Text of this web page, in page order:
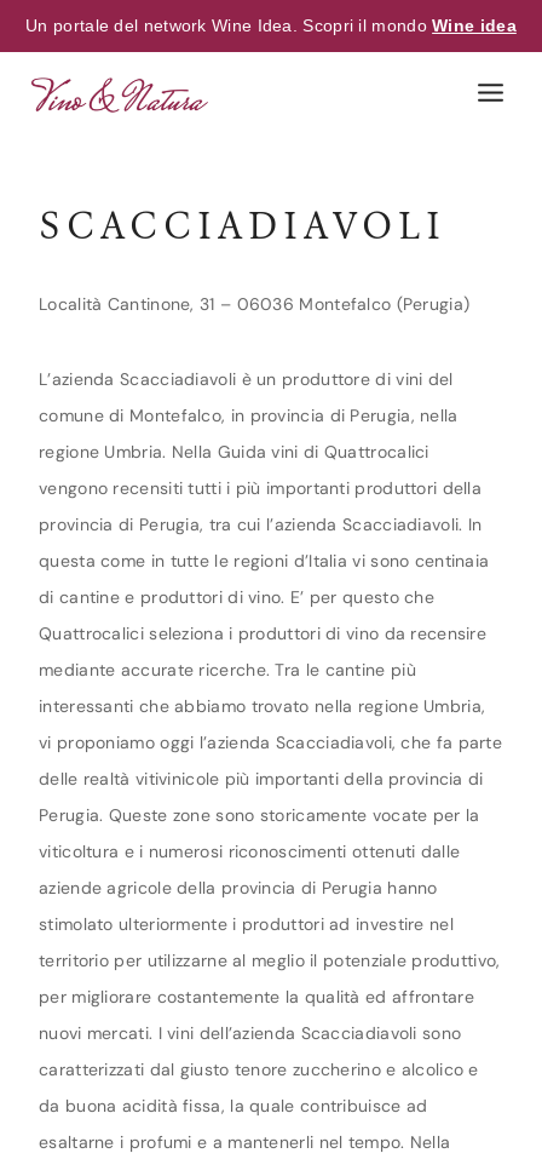
Un portale del network Wine Idea. Scopri il mondoWine idea
SCACCIADIAVOLI
Località Cantinone, 31 – 06036 Montefalco (Perugia)
L’azienda Scacciadiavoli è un produttore di vini del
comune di Montefalco, in provincia di Perugia, nella
regione Umbria. Nella Guida vini di Quattrocalici
vengono recensiti tutti i più importanti produttori della
provincia di Perugia, tra cui l’azienda Scacciadiavoli. In
questa come in tutte le regioni d’Italia vi sono centinaia
di cantine e produttori di vino. E’ per questo che
Quattrocalici seleziona i produttori di vino da recensire
mediante accurate ricerche. Tra le cantine più
interessanti che abbiamo trovato nella regione Umbria,
vi proponiamo oggi l’azienda Scacciadiavoli, che fa parte
delle realtà vitivinicole più importanti della provincia di
Perugia. Queste zone sono storicamente vocate per la
viticoltura e i numerosi riconoscimenti ottenuti dalle
aziende agricole della provincia di Perugia hanno
stimolato ulteriormente i produttori ad investire nel
territorio per utilizzarne al meglio il potenziale produttivo,
per migliorare costantemente la qualità ed affrontare
nuovi mercati. I vini dell’azienda Scacciadiavoli sono
caratterizzati dal giusto tenore zuccherino e alcolico e
da buona acidità fissa, la quale contribuisce ad
esaltarne i profumi e a mantenerli nel tempo. Nella